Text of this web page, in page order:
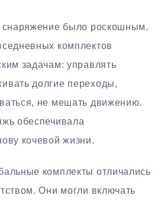
снаряжение было роскошным.
комплектов
задачам: управлять
долгие переходы,
не мешать движению.
обеспечивала
кочевой жизни.
комплекты отличались
Они могли включать